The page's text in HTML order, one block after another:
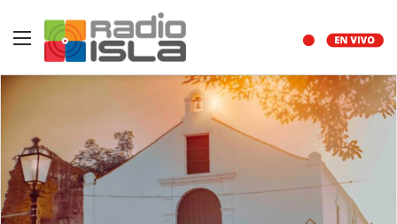
Menu